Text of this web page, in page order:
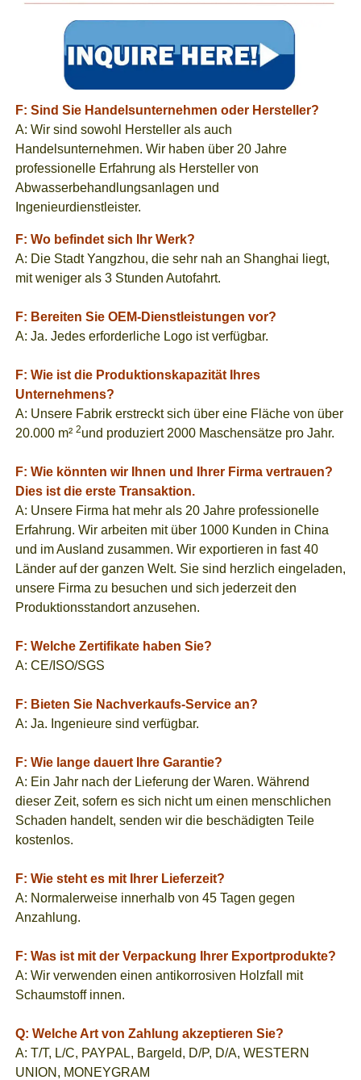
F: Sind Sie Handelsunternehmen oder Hersteller?
A: Wir sind sowohl Hersteller als auch
Handelsunternehmen. Wir haben über 20 Jahre
professionelle Erfahrung als Hersteller von
Abwasserbehandlungsanlagen und
Ingenieurdienstleister.
F: Wo befindet sich Ihr Werk?
A: Die Stadt Yangzhou, die sehr nah an Shanghai liegt,
mit weniger als 3 Stunden Autofahrt.
F: Bereiten Sie OEM-Dienstleistungen vor?
A: Ja. Jedes erforderliche Logo ist verfügbar.
F: Wie ist die Produktionskapazität Ihres
Unternehmens?
A: Unsere Fabrik erstreckt sich über eine Fläche von über
20.000 m² 2und produziert 2000 Maschensätze pro Jahr.
F: Wie könnten wir Ihnen und Ihrer Firma vertrauen?
Dies ist die erste Transaktion.
A: Unsere Firma hat mehr als 20 Jahre professionelle
Erfahrung. Wir arbeiten mit über 1000 Kunden in China
und im Ausland zusammen. Wir exportieren in fast 40
Länder auf der ganzen Welt. Sie sind herzlich eingeladen,
unsere Firma zu besuchen und sich jederzeit den
Produktionsstandort anzusehen.
F: Welche Zertifikate haben Sie?
A: CE/ISO/SGS
F: Bieten Sie Nachverkaufs-Service an?
A: Ja. Ingenieure sind verfügbar.
F: Wie lange dauert Ihre Garantie?
A: Ein Jahr nach der Lieferung der Waren. Während
dieser Zeit, sofern es sich nicht um einen menschlichen
Schaden handelt, senden wir die beschädigten Teile
kostenlos.
F: Wie steht es mit Ihrer Lieferzeit?
A: Normalerweise innerhalb von 45 Tagen gegen
Anzahlung.
F: Was ist mit der Verpackung Ihrer Exportprodukte?
A: Wir verwenden einen antikorrosiven Holzfall mit
Schaumstoff innen.
Q: Welche Art von Zahlung akzeptieren Sie?
A: T/T, L/C, PAYPAL, Bargeld, D/P, D/A, WESTERN
UNION, MONEYGRAM